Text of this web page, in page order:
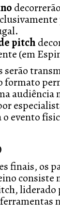
pitch
(em
serão
evento
finais, os
consiste
liderado